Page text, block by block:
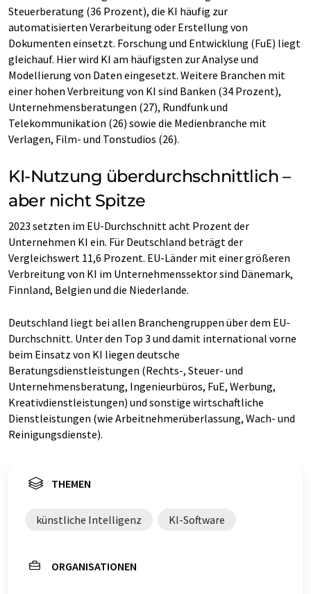
Steuerberatung (36 Prozent), die KI häufig zur
automatisierten Verarbeitung oder Erstellung von
Dokumenten einsetzt. Forschung und Entwicklung (FuE) liegt
gleichauf. Hier wird KI am häufigsten zur Analyse und
Modellierung von Daten eingesetzt. Weitere Branchen mit
einer hohen Verbreitung von KI sind Banken (34 Prozent),
Unternehmensberatungen (27), Rundfunk und
Telekommunikation (26) sowie die Medienbranche mit
Verlagen, Film- und Tonstudios (26).
KI-Nutzung überdurchschnittlich –
aber nicht Spitze
2023 setzten im EU-Durchschnitt acht Prozent der
Unternehmen KI ein. Für Deutschland beträgt der
Vergleichswert 11,6 Prozent. EU-Länder mit einer größeren
Verbreitung von KI im Unternehmenssektor sind Dänemark,
Finnland, Belgien und die Niederlande.
Deutschland liegt bei allen Branchengruppen über dem EU-
Durchschnitt. Unter den Top 3 und damit international vorne
beim Einsatz von KI liegen deutsche
Beratungsdienstleistungen (Rechts-, Steuer- und
Unternehmensberatung, Ingenieurbüros, FuE, Werbung,
Kreativdienstleistungen) und sonstige wirtschaftliche
Dienstleistungen (wie Arbeitnehmerüberlassung, Wach- und
Reinigungsdienste).
THEMEN
künstliche Intelligenz KI-Software
ORGANISATIONEN